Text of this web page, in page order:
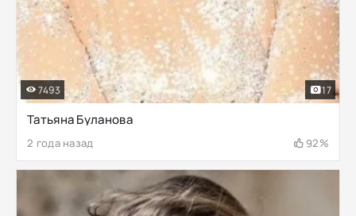
Татьяна Буланова
2 года назад 92%
7493 17